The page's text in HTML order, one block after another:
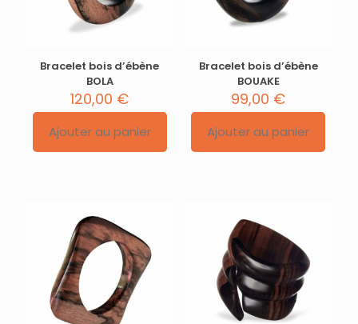
Bracelet bois d’ébène
BOLA
120,00 €
Ajouter au panier
Bracelet bois d’ébène
BOUAKE
99,00 €
Ajouter au panier